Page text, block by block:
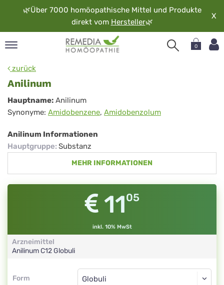
🌿Über 7000 homöopathische Mittel und Produkte
direkt vom Hersteller🌿
X
0
zurück
Anilinum
Anilinum
Hauptname: Anilinum
Synonyme: Amidobenzene, Amidobenzolum
Anilinum Informationen
Hauptgruppe: Substanz
MEHR INFORMATIONEN
1105
inkl. 10% MwSt
Arzneimittel
AnilinumC12Globuli
Form
Form